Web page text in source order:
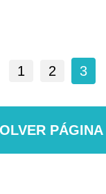
1 2 3
PÁGINA